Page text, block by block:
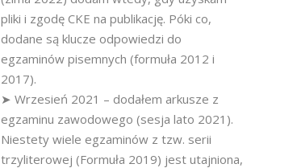
pliki i zgodę CKE na publikację. Póki co,
dodane są klucze odpowiedzi do
egzaminów pisemnych (formuła 2012 i
2017).
➤ Wrzesień 2021 – dodałem arkusze z
egzaminu zawodowego (sesja lato 2021).
Niestety wiele egzaminów z tzw. serii
trzyliterowej (Formuła 2019) jest utajniona,